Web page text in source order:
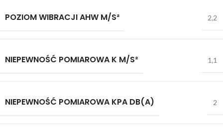
POZIOM WIBRACJI AHW M/S² 2,2
NIEPEWNOŚĆ POMIAROWA K M/S² 1,1
NIEPEWNOŚĆ POMIAROWA KPA DB(A) 2